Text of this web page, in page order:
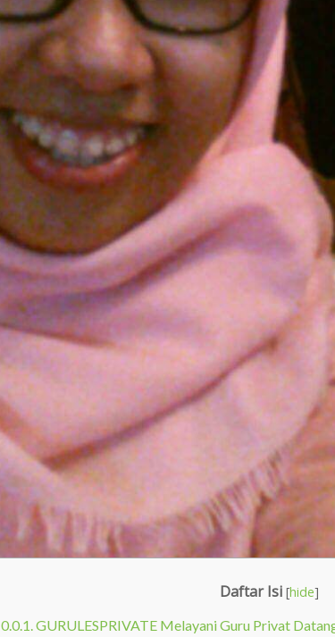
Daftar Isi [hide]
0.0.1.GURULESPRIVATE Melayani Guru Privat